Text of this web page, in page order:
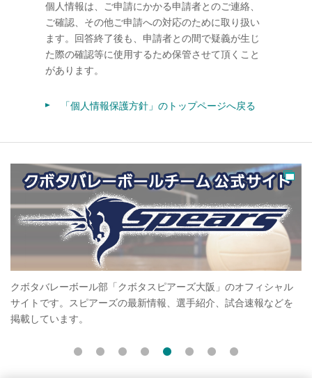
個人情報は、ご申請にかかる申請者とのご連絡、
ご確認、その他ご申請への対応のために取り扱い
ます。回答終了後も、申請者との間で疑義が生じ
た際の確認等に使用するため保管させて頂くこと
があります。
「個人情報保護方針」のトップページへ戻る
クボタバレーボール部「クボタスピアーズ大阪」のオフィシャル
サイトです。スピアーズの最新情報、選手紹介、試合速報などを
掲載しています。